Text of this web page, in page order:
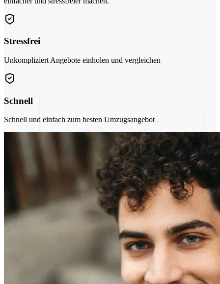
Stressfrei
Unkompliziert Angebote einholen und vergleichen
Schnell
Schnell und einfach zum besten Umzugsangebot